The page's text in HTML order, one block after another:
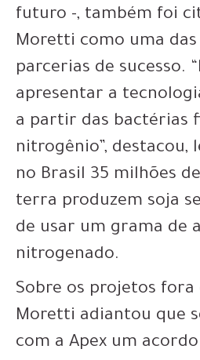
futuro -, também foi
Moretti como uma
parcerias de sucesso.
apresentar a
a partir das bactérias
nitrogênio”, destacou,
no Brasil 35 milhões
terra produzem soja
de usar um grama de
nitrogenado.
Sobre os projetos fora
Moretti adiantou que
com a Apex um